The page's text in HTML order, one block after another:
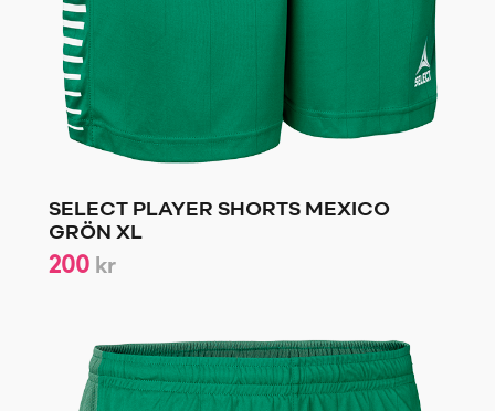
SELECT PLAYER SHORTS MEXICO
GRÖN XL
200 kr